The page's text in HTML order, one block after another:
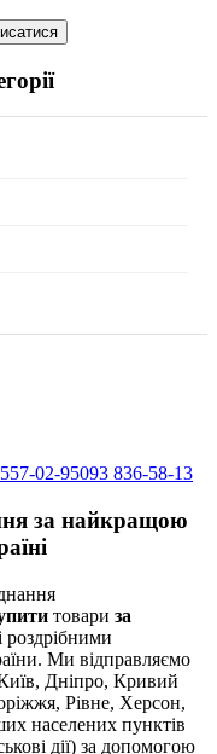
02-95093 836-58-13
за найкращою
товари за
роздрібними
Ми відправляємо
Дніпро, Кривий
Рівне, Херсон,
населених пунктів
дії) за допомогою